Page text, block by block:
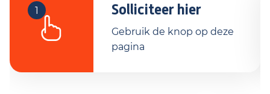
1 Solliciteer hier
Gebruik de knop op deze
pagina